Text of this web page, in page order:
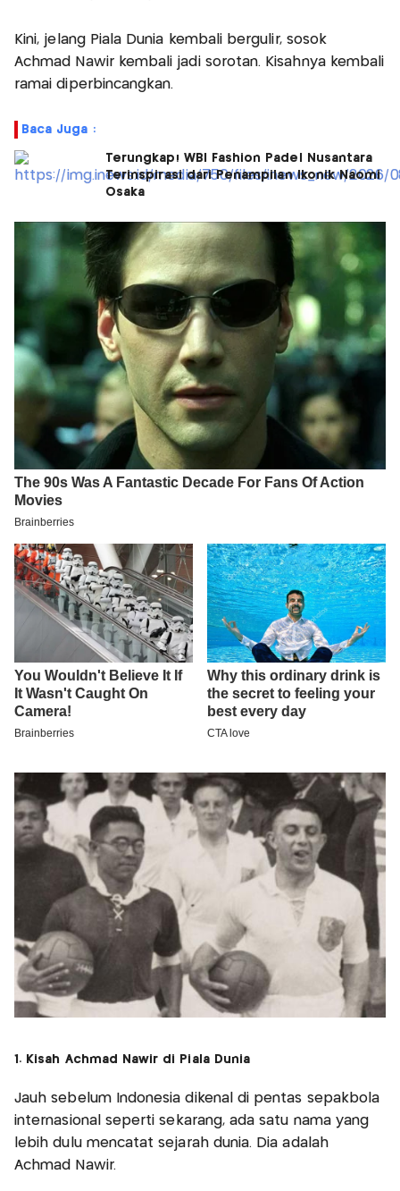
Kini, jelang Piala Dunia kembali bergulir, sosok
Achmad Nawir kembali jadi sorotan. Kisahnya kembali
ramai diperbincangkan.
Baca Juga :
Terungkap! WBI Fashion Padel Nusantara
Terinspirasi dari Penampilan Ikonik Naomi
Osaka
1. Kisah Achmad Nawir di Piala Dunia
Jauh sebelum Indonesia dikenal di pentas sepakbola
internasional seperti sekarang, ada satu nama yang
lebih dulu mencatat sejarah dunia. Dia adalah
Achmad Nawir.